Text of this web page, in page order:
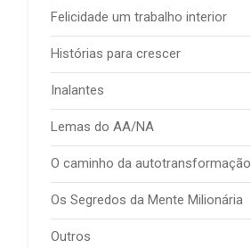
Felicidade um trabalho interior
Histórias para crescer
Inalantes
Lemas do AA/NA
O caminho da autotransformação
Os Segredos da Mente Milionária
Outros